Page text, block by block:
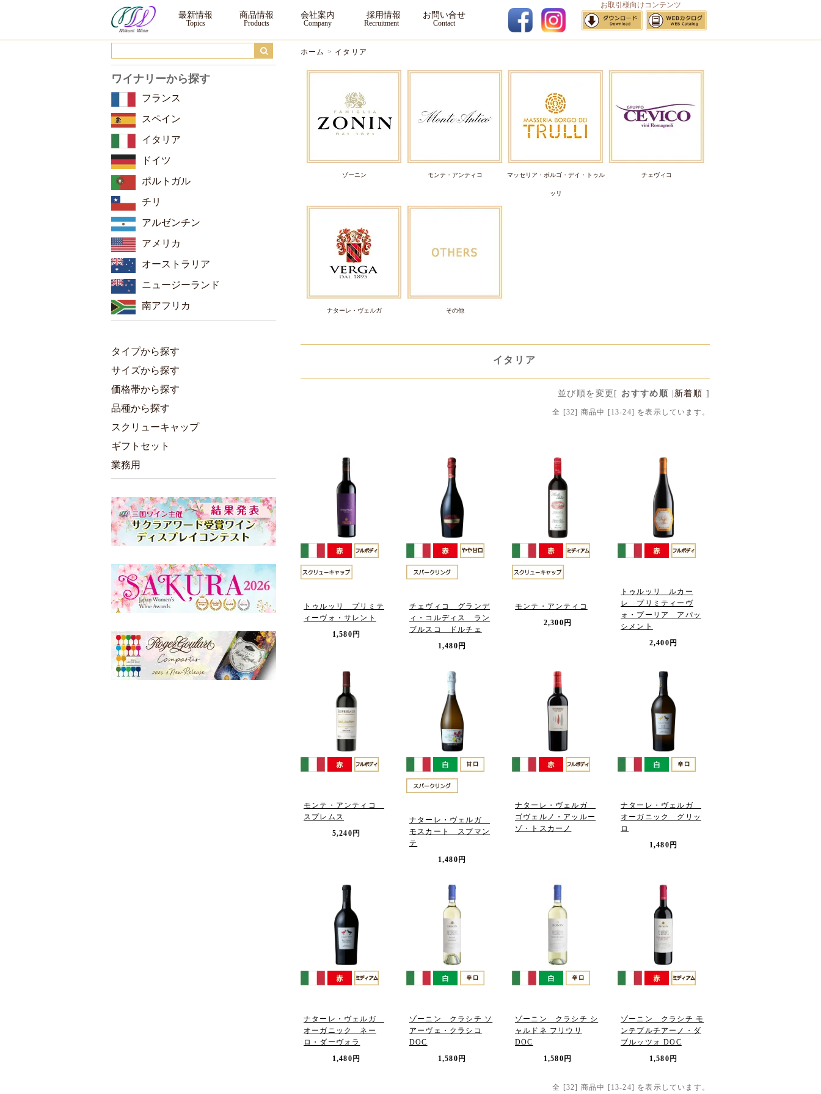
最新情報 商品情報 会社案内 採用情報 お問い合せ
お取引様向けコンテンツ
ホーム > イタリア
ゾーニン モンテ・アンティコ マッセリア・ボルゴ・デイ・トゥル
ッリ
チェヴィコ
ナターレ・ヴェルガ その他
イタリア
並び順を変更 [ おすすめ順 新着順 ]
全 [32] 商品中 [13-24] を表示しています。
トゥルッリ プリミテ
ィーヴォ・サレント
1,580円
チェヴィコ グランデ
ィ・コルディス ラン
ブルスコ ドルチェ
1,480円
モンテ・アンティコ
2,300円
トゥルッリ ルカー
レ プリミティーヴ
ォ・プーリア アパッ
シメント
2,400円
モンテ・アンティコ
スプレムス
5,240円
ナターレ・ヴェルガ
モスカート スプマン
テ
1,480円
ナターレ・ヴェルガ
ゴヴェルノ・アッルー
ゾ・トスカーノ
ナターレ・ヴェルガ
オーガニック グリッ
ロ
1,480円
ナターレ・ヴェルガ
オーガニック ネー
ロ・ダーヴォラ
1,480円
ゾーニン クラシチ ソ
アーヴェ・クラシコ
DOC
1,580円
ゾーニン クラシチ シ
ャルドネ フリウリ
DOC
1,580円
ゾーニン クラシチ モ
ンテプルチアーノ・ダ
ブルッツォ DOC
1,580円
全 [32] 商品中 [13-24] を表示しています。
ワイナリーから探す
フランス
スペイン
イタリア
ドイツ
ポルトガル
チリ
アルゼンチン
アメリカ
オーストラリア
ニュージーランド
南アフリカ
タイプから探す
サイズから探す
価格帯から探す
品種から探す
スクリューキャップ
ギフトセット
業務用